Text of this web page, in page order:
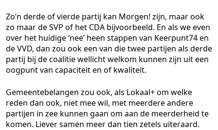
Zo’n derde of vierde partij kan Morgen! zijn, maar ook
zo maar de SVP of het CDA bijvoorbeeld. En als we even
over het huidige ‘nee’ heen stappen van Keerpunt74 en
de VVD, dan zou ook een van die twee partijen als derde
partij bij de coalitie wellicht welkom kunnen zijn uit een
oogpunt van capaciteit en of kwaliteit.
Gemeentebelangen zou ook, als Lokaal+ om welke
reden dan ook, niet mee wil, met meerdere andere
partijen in zee kunnen gaan om aan de meerderheid te
komen. Liever samen meer dan tien zetels uiteraard.